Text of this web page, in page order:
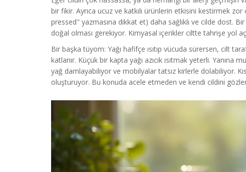
bir fikir. Ayrıca ucuz ve katkılı ürünlerin etkisini kestirmek
pressed" yazmasına dikkat et) daha sağlıklı ve cilde dost.
doğal olması gerekiyor. Kimyasal içerikler ciltte tahrişe yol
Bir başka tüyom: Yağı hafifçe ısıtıp vücuda sürersen, cilt
katlanır. Küçük bir kapta yağı azıcık ısıtmak yeterli.
yağ damlayabiliyor ve mobilyalar tatsız kirlerle dolabiliyor.
oluşturuyor. Bu konuda acele etmeden ve kendi cildini